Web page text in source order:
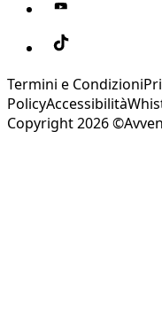
Termini e Condizioni
PolicyAccessibilità
Copyright 2026